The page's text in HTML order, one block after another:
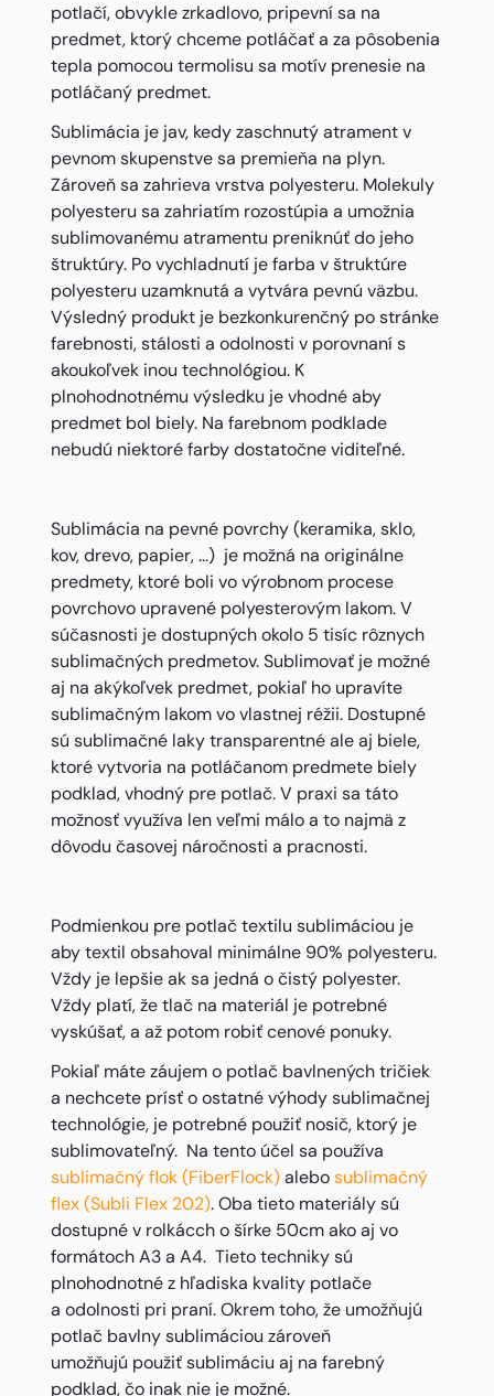
potlačí, obvykle zrkadlovo, pripevní sa na
predmet, ktorý chceme potláčať a za pôsobenia
tepla pomocou termolisu sa motív prenesie na
potláčaný predmet.
Sublimácia je jav, kedy zaschnutý atrament v
pevnom skupenstve sa premieňa na plyn.
Zároveň sa zahrieva vrstva polyesteru. Molekuly
polyesteru sa zahriatím rozostúpia a umožnia
sublimovanému atramentu preniknúť do jeho
štruktúry. Po vychladnutí je farba v štruktúre
polyesteru uzamknutá a vytvára pevnú väzbu.
Výsledný produkt je bezkonkurenčný po stránke
farebnosti, stálosti a odolnosti v porovnaní s
akoukoľvek inou technológiou. K
plnohodnotnému výsledku je vhodné aby
predmet bol biely. Na farebnom podklade
nebudú niektoré farby dostatočne viditeľné.
Sublimácia na pevné povrchy (keramika, sklo,
kov, drevo, papier, ...) je možná na originálne
predmety, ktoré boli vo výrobnom procese
povrchovo upravené polyesterovým lakom. V
súčasnosti je dostupných okolo 5 tisíc rôznych
sublimačných predmetov. Sublimovať je možné
aj na akýkoľvek predmet, pokiaľ ho upravíte
sublimačným lakom vo vlastnej réžii. Dostupné
sú sublimačné laky transparentné ale aj biele,
ktoré vytvoria na potláčanom predmete biely
podklad, vhodný pre potlač. V praxi sa táto
možnosť využíva len veľmi málo a to najmä z
dôvodu časovej náročnosti a pracnosti.
Podmienkou pre potlač textilu sublimáciou je
aby textil obsahoval minimálne 90% polyesteru.
Vždy je lepšie ak sa jedná o čistý polyester.
Vždy platí, že tlač na materiál je potrebné
vyskúšať, a až potom robiť cenové ponuky.
Pokiaľ máte záujem o potlač bavlnených tričiek
a nechcete prísť o ostatné výhody sublimačnej
technológie, je potrebné použiť nosič, ktorý je
sublimovateľný. Na tento účel sa používa
sublimačný flok (FiberFlock)alebosublimačný
flex (Subli Flex 202). Oba tieto materiály sú
dostupné v rolkácch o šírke 50cm ako aj vo
formátoch A3 a A4. Tieto techniky sú
plnohodnotné z hľadiska kvality potlače
a odolnosti pri praní. Okrem toho, že umožňujú
potlač bavlny sublimáciou zároveň
umožňujú použiť sublimáciu aj na farebný
podklad, čo inak nie je možné.